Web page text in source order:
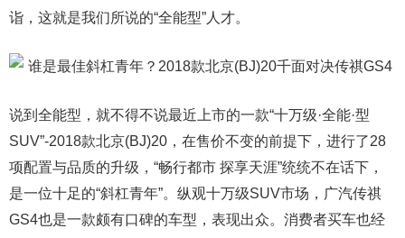
诣，这就是我们所说的“全能型”人才。
说到全能型，就不得不说最近上市的一款“十万级·全能·型
SUV”-2018款北京(BJ)20，在售价不变的前提下，进行了28
项配置与品质的升级，“畅行都市 探享天涯”统统不在话下，
是一位十足的“斜杠青年”。纵观十万级SUV市场，广汽传祺
GS4也是一款颇有口碑的车型，表现出众。消费者买车也经